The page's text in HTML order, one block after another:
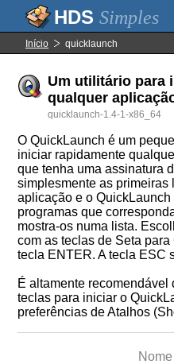
Simples
Início quicklaunch
Um utilitário para
qualquer
quicklaunch-1.4-1-x86_64
O QuickLaunch é um
iniciar rapidamente
que tenha uma assinatura
simplesmente as primeiras
aplicação e o
programas que
mostra-os numa lista.
com as teclas de Seta
tecla ENTER. A tecla ESC
É altamente
teclas para iniciar o
preferências de Atalhos
Nome